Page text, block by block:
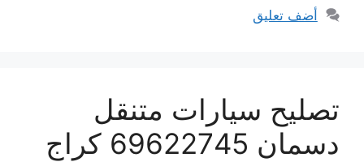
أضف تعليق
تصليح سيارات متنقل
دسمان 69622745 كراج